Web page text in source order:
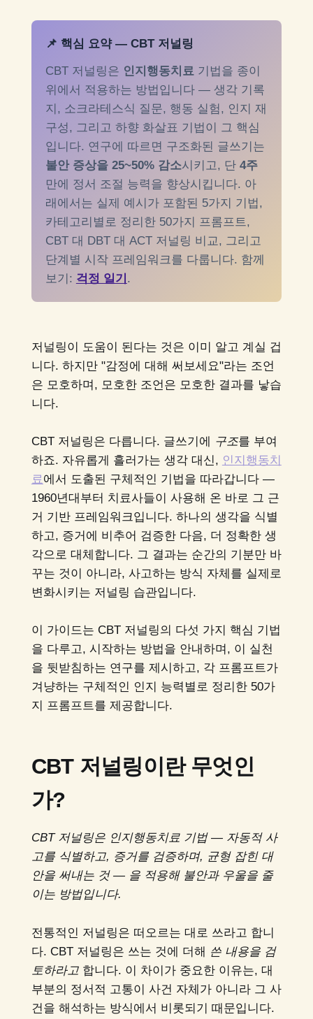
📌 핵심 요약 — CBT 저널링
CBT 저널링은 인지행동치료기법을 종이
위에서 적용하는 방법입니다 — 생각 기록
지, 소크라테스식 질문, 행동 실험, 인지 재
구성, 그리고 하향 화살표 기법이 그 핵심
입니다. 연구에 따르면 구조화된 글쓰기는
불안 증상을 25~50% 감소시키고, 단 4주
만에 정서 조절 능력을 향상시킵니다. 아
래에서는 실제 예시가 포함된 5가지 기법,
카테고리별로 정리한 50가지 프롬프트,
CBT 대 DBT 대 ACT 저널링 비교, 그리고
단계별 시작 프레임워크를 다룹니다. 함께
보기: 걱정 일기 .
저널링이 도움이 된다는 것은 이미 알고 계실 겁
니다. 하지만 "감정에 대해 써보세요"라는 조언
은 모호하며, 모호한 조언은 모호한 결과를 낳습
니다.
CBT 저널링은 다릅니다. 글쓰기에 구조를 부여
하죠. 자유롭게 흘러가는 생각 대신, 인지행동치
료에서 도출된 구체적인 기법을 따라갑니다 —
1960년대부터 치료사들이 사용해 온 바로 그 근
거 기반 프레임워크입니다. 하나의 생각을 식별
하고, 증거에 비추어 검증한 다음, 더 정확한 생
각으로 대체합니다. 그 결과는 순간의 기분만 바
꾸는 것이 아니라, 사고하는 방식 자체를 실제로
변화시키는 저널링 습관입니다.
이 가이드는 CBT 저널링의 다섯 가지 핵심 기법
을 다루고, 시작하는 방법을 안내하며, 이 실천
을 뒷받침하는 연구를 제시하고, 각 프롬프트가
겨냥하는 구체적인 인지 능력별로 정리한 50가
지 프롬프트를 제공합니다.
CBT 저널링이란 무엇인
가?
CBT 저널링은 인지행동치료 기법 — 자동적 사
고를 식별하고, 증거를 검증하며, 균형 잡힌 대
안을 써내는 것 — 을 적용해 불안과 우울을 줄
이는 방법입니다.
전통적인 저널링은 떠오르는 대로 쓰라고 합니
다. CBT 저널링은 쓰는 것에 더해 쓴 내용을 검
토하라고합니다. 이 차이가 중요한 이유는, 대
부분의 정서적 고통이 사건 자체가 아니라 그 사
건을 해석하는 방식에서 비롯되기 때문입니다.